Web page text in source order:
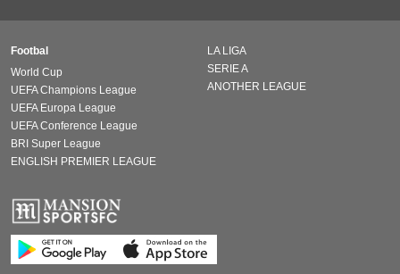
Footbal
World Cup
UEFA Champions League
UEFA Europa League
UEFA Conference League
BRI Super League
ENGLISH PREMIER LEAGUE
LA LIGA
SERIE A
ANOTHER LEAGUE